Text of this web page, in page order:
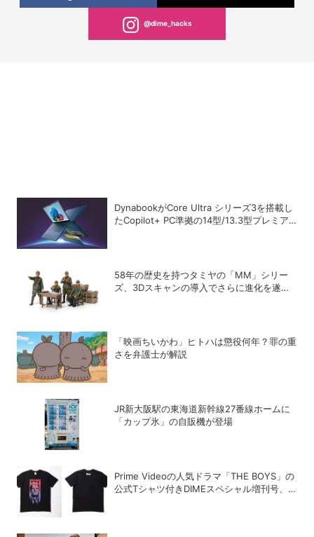
@dime_hacks
DynabookがCore Ultra シリーズ3を搭載し
たCopilot+ PC準拠の14型/13.3型プレミア
58年の歴史を持つタミヤの「MM」シリー
ズ、3Dスキャンの導入でさらに進化を遂げ
「映画ちいかわ」ヒトハは懲役何年？罪の重
さを弁護士が解説
JR新大阪駅の東海道新幹線27番線ホームに
「カップ氷」の自販機が登場
Prime Videoの人気ドラマ「THE BOYS」の
公式Tシャツ付きDIMEスペシャル増刊号、